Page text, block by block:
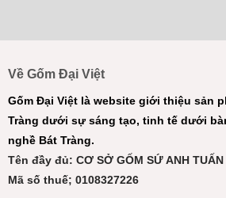
Về Gốm Đại Việt
Gốm Đại Việt là website giới thiệu sản
Tràng dưới sự sáng tạo, tinh tế dưới
nghề Bát Tràng.
Tên đầy đủ: CƠ SỞ GỐM SỨ ANH
Mã số thuế; 0108327226